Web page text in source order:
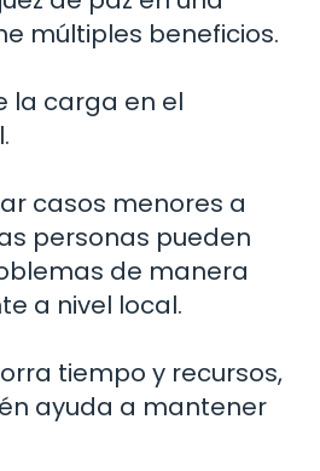
múltiples beneficios.
la carga en el
casos menores a
personas pueden
de manera
a nivel local.
tiempo y recursos,
ayuda a mantener